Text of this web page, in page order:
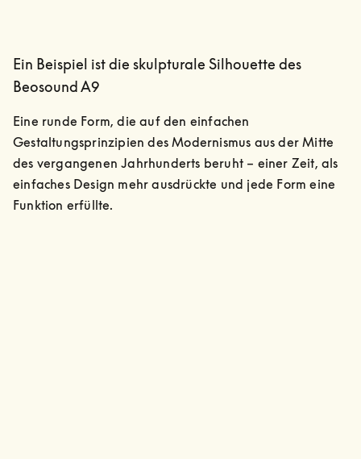
Ein Beispiel ist die skulpturale Silhouette des
Beosound A9
Eine runde Form, die auf den einfachen
Gestaltungsprinzipien des Modernismus aus der Mitte
des vergangenen Jahrhunderts beruht – einer Zeit, als
einfaches Design mehr ausdrückte und jede Form eine
Funktion erfüllte.